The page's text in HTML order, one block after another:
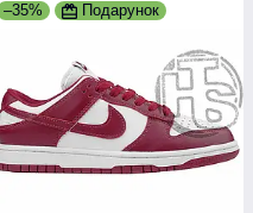
–35% Подарунок